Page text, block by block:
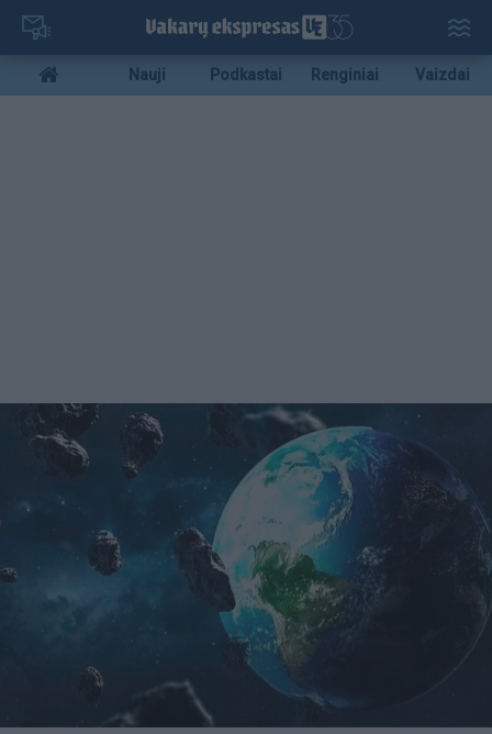
Pereiti
pagrindinį
turinį
Mobile
menu
Nauji Podkastai Renginiai Vaizdai